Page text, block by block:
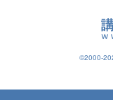
©2000-